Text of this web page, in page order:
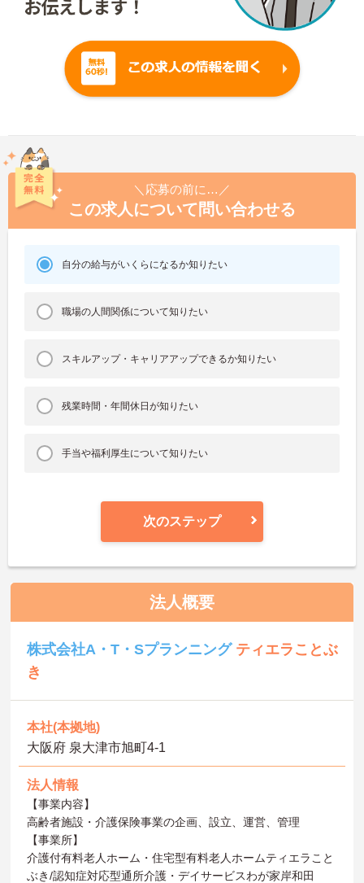
＼応募の前に…／
この求人について問い合わせる
自分の給与がいくらになるか知りたい
職場の人間関係について知りたい
スキルアップ・キャリアアップできるか知りたい
残業時間・年間休日が知りたい
手当や福利厚生について知りたい
次のステップ
法人概要
株式会社A・T・Sプランニング ティエラことぶ
き
本社(本拠地)
大阪府 泉大津市旭町4-1
法人情報
【事業内容】
高齢者施設・介護保険事業の企画、設立、運営、管理
【事業所】
介護付有料老人ホーム・住宅型有料老人ホームティエラこと
ぶき/認知症対応型通所介護・デイサービスわが家岸和田